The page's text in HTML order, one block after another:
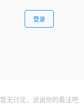
登录
暂无讨论，说说你的看法吧